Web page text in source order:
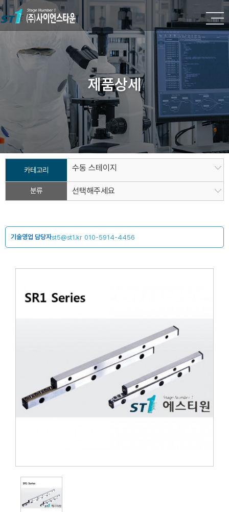
제품상세
카테고리 수동 스테이지
분류 선택해주세요
기술영업 담당자st5@st1.kr 010-5914-4456